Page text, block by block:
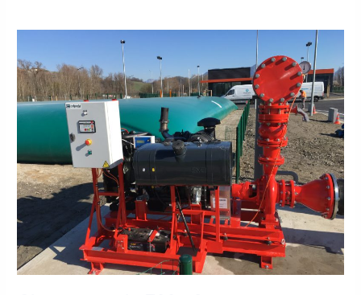
souple
720m3
+
surpresseur
thermique
360m3/h
–
Poste
BARRAUX
(38)